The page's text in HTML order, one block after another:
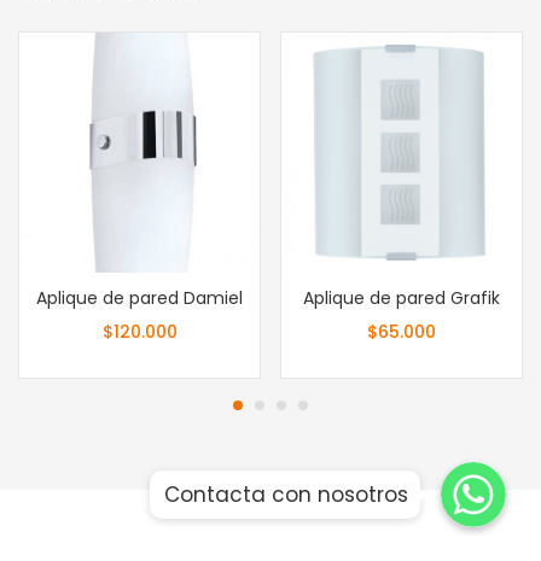
Aplique de pared Damiel
$120.000
Aplique de pared Grafik
$65.000
Whatsapp
Whatsapp
Whatsapp
Contacta con nosotros